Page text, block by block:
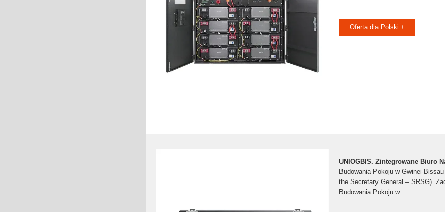
Oferta dla Polski +
UNIOGBIS. Zintegrowane Biuro
Budowania Pokoju w Gwinei-
the Secretary General – SRSG).
Budowania Pokoju w